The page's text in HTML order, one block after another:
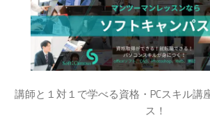
講師と１対１で学べる資格・PCスキル講
ス！